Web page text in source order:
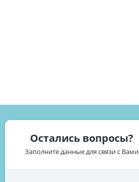
Остались вопросы?
Заполните данные для связи с Вами